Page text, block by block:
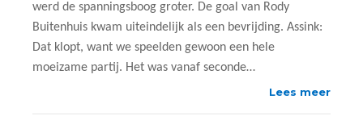
werd de spanningsboog groter. De goal van Rody
Buitenhuis kwam uiteindelijk als een bevrijding. Assink:
Dat klopt, want we speelden gewoon een hele
moeizame partij. Het was vanaf seconde…
Lees meer